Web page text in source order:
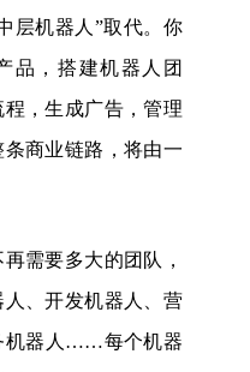
层机器人 ”取代。你
品，搭建机器人团
程，生成广告，管理
条商业链路，将由一
需要多大的团队，
、开发机器人、营
器人 ……每个机器